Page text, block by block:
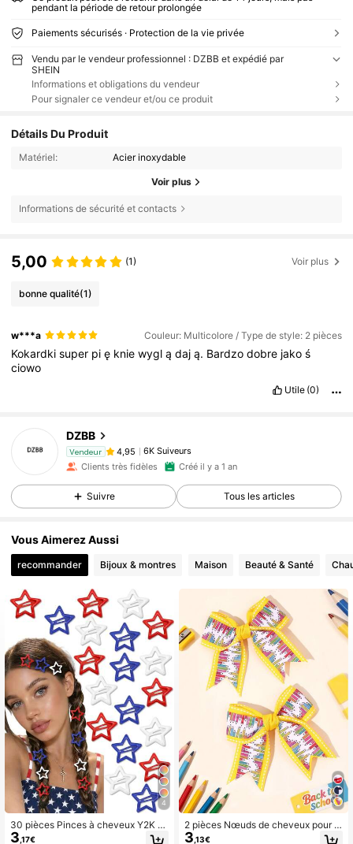
pendant la période de retour prolongée
Paiements sécurisés · Protection de la vie privée
Vendu par le vendeur professionnel : DZBB et expédié par
SHEIN
Informations et obligations du vendeur
Pour signaler ce vendeur et/ou ce produit
Détails Du Produit
Matériel: Acier inoxydable
Voir plus
Informations de sécurité et contacts
5,00 (1) Voir plus
bonne qualité(1)
w***a Couleur: Multicolore / Type de style: 2 pièces
Kokardkisuper pię kniewyglądają. Bardzodobre jakoś
ciowo
Utile (0)
DZBB
Vendeur 4,95
6K Suiveurs
Clients très fidèles
Créé il y a 1 an
Suivre Tous les articles
Vous Aimerez Aussi
recommander Bijoux & montres Maison Beauté & Santé
4
30 pièces Pinces à cheveux Y2K p
our femmes, couleurs mélangées, ét
3 ,17€
2 pièces Nœuds de cheveux pour la
rentrée scolaire pour filles, pinces c
3 ,13€